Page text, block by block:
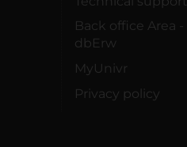
Back office Area -
dbErw
MyUnivr
Privacy policy